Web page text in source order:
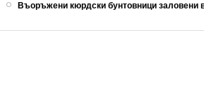
Въоръжени кюрдски бунтовници заловени